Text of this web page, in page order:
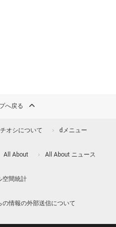
へ戻る
オシについて dメニュー
All About All About ニュース
空間統計
情報の外部送信について